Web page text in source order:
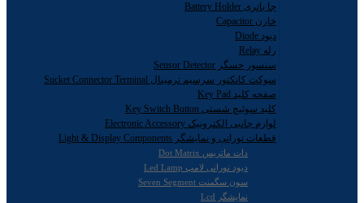
جا باتری Battery Holder
خازن Capacitor
دیود Diode
رله Relay
سنسور حسگر Sensor Detector
سوکت کانکتور سرسیم ترمینال Sucket Connector Terminal
صفحه کلید Key Pad
کلید سوئیچ شستی Key Switch Button
لوازم جانبی الکترونیک Electronic Accessory
قطعات نورانی و نمایشگر Light & Display Components
دات ماتریس Dot Matrix
دیود نورانی لامپ Led Lamp
سون سگمنت Seven Segment
نمایشگر Lcd